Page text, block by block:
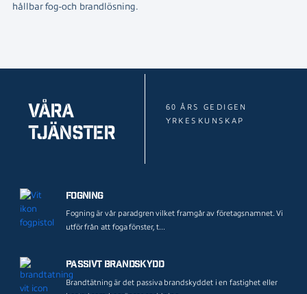
hållbar fog-och brandlösning.
Våra
tjänster
60 ÅRS GEDIGEN
YRKESKUNSKAP
Fogning
Fogning är vår paradgren vilket framgår av företagsnamnet. Vi
utför från att foga fönster, t...
Passivt brandskydd
Brandtätning är det passiva brandskyddet i en fastighet eller